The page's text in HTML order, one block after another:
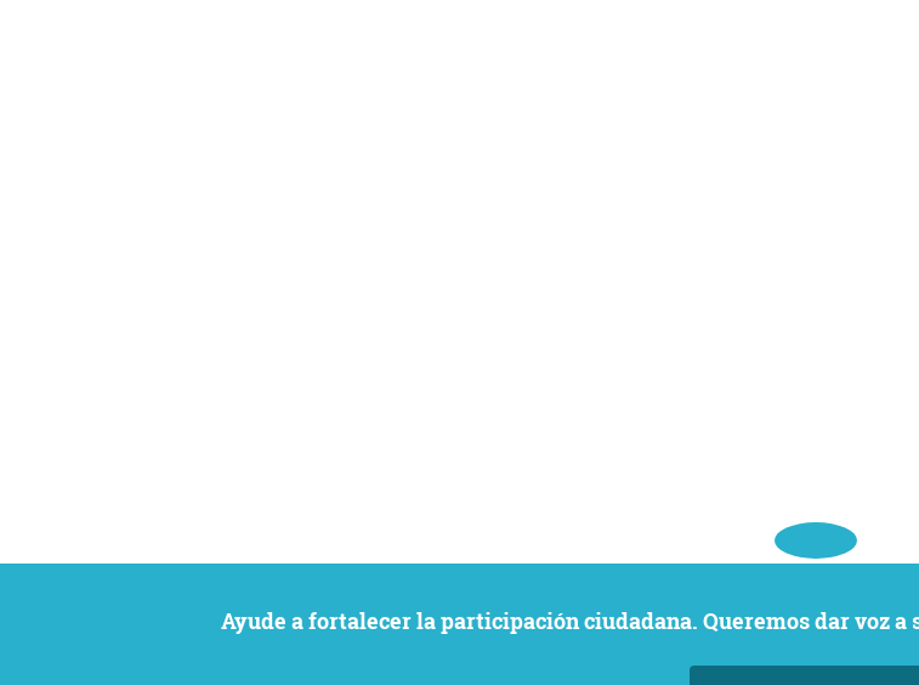
Ayude a fortalecer la participación ciudadana. Queremos dar voz